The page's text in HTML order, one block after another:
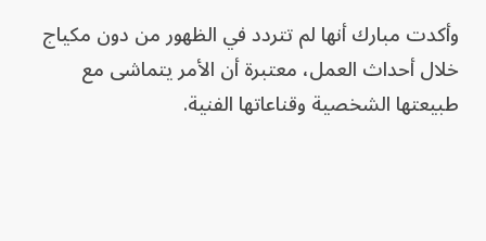
وأكدت مبارك أنها لم تتردد في الظهور من دون مكياج
خلال أحداث العمل، معتبرة أن الأمر يتماشى مع
طبيعتها الشخصية وقناعاتها الفنية.